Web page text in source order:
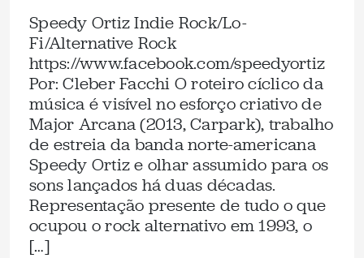
Speedy Ortiz Indie Rock/Lo-
Fi/Alternative Rock
https://www.facebook.com/speedyortiz
Por: Cleber Facchi O roteiro cíclico da
música é visível no esforço criativo de
Major Arcana (2013, Carpark), trabalho
de estreia da banda norte-americana
Speedy Ortiz e olhar assumido para os
sons lançados há duas décadas.
Representação presente de tudo o que
ocupou o rock alternativo em 1993, o
[…]